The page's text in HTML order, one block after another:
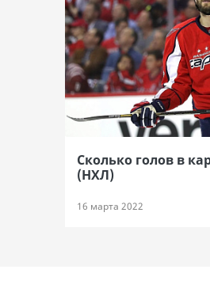
Сколько голов в
(НХЛ)
16 марта 2022